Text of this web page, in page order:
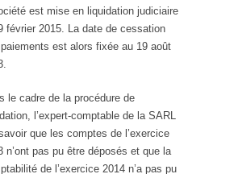
est mise en liquidation judiciaire
février 2015. La date de cessation
est alors fixée au 19 août
le cadre de la procédure de
l’expert-comptable de la SARL
que les comptes de l’exercice
n’ont pas pu être déposés et que la
de l’exercice 2014 n’a pas pu